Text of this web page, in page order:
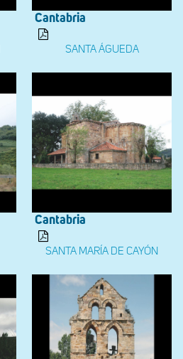
Cantabria
SANTA ÁGUEDA
Cantabria
SANTA MARÍA DE CAYÓN